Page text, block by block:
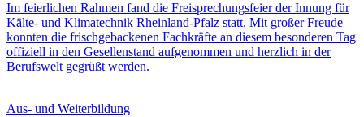
Im feierlichen Rahmen fand die Freisprechungsfeier der Innung für
Kälte- und Klimatechnik Rheinland-Pfalz statt. Mit großer Freude
konnten die frischgebackenen Fachkräfte an diesem besonderen Tag
offiziell in den Gesellenstand aufgenommen und herzlich in der
Berufswelt gegrüßt werden.
Aus- und Weiterbildung